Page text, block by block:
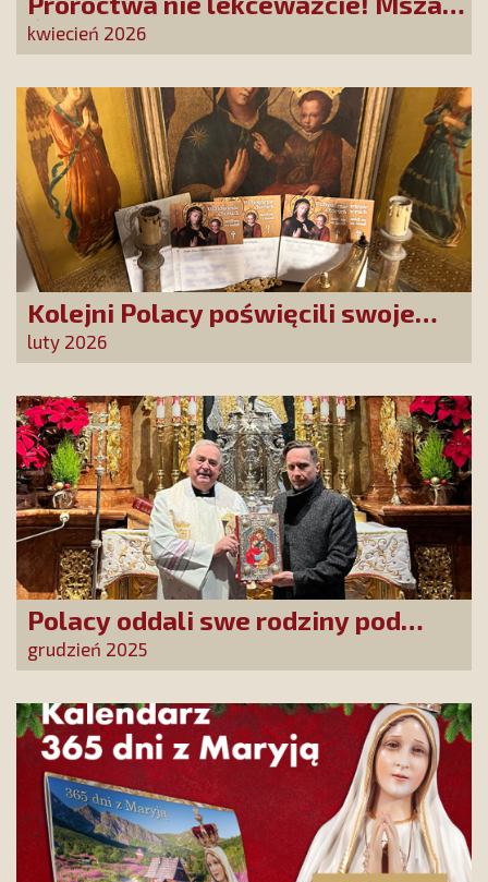
Święta na Jasnej Górze –
dziękujemy za Waszą obecność!
kwiecień 2026
Kolejni Polacy poświęcili swoje
sprawy Matce Bożej Uzdrowienie
Chorych!
luty 2026
Polacy oddali swe rodziny pod
opiekę Najświętszej Rodziny!
grudzień 2025